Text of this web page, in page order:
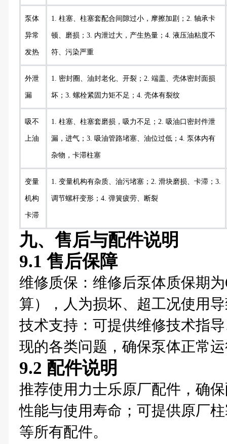
泵体
异常
发热
1. 柱塞、柱塞套配合间隙过小，摩擦加剧；2. 轴承卡
顿、磨损；3. 内泄过大，产生热量；4. 液压油粘度不
符、污染严重
外泄
漏
1. 密封圈、油封老化、开裂；2. 端盖、壳体密封面损
坏；3. 螺栓紧固力矩不足；4. 壳体有裂纹
吸不
上油
1. 柱塞、柱塞套磨损，吸力不足；2. 吸油口密封件泄
漏，进气；3. 吸油管路堵塞、油位过低；4. 泵体内有
杂物，卡滞柱塞
变量
机构
卡滞
1. 变量机构有杂质、油污堵塞；2. 滑块磨损、卡滞；3.
调节螺杆变形；4. 弹簧疲劳、断裂
九、售后与配件说明
9.1 售后保障
维修质保：维修后泵体质保期
算），人为损坏、超工况使用
技术支持：可提供维修技术指
现的各类问题，确保泵体正常
9.2 配件说明
推荐使用力士乐原厂配件，确
性能与使用寿命；可提供原厂
等所有配件。